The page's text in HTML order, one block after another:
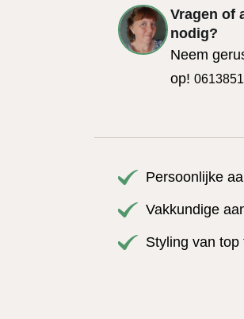
Vragen of
nodig?
Neem
op!
Persoonlijke
Vakkundige
Styling van